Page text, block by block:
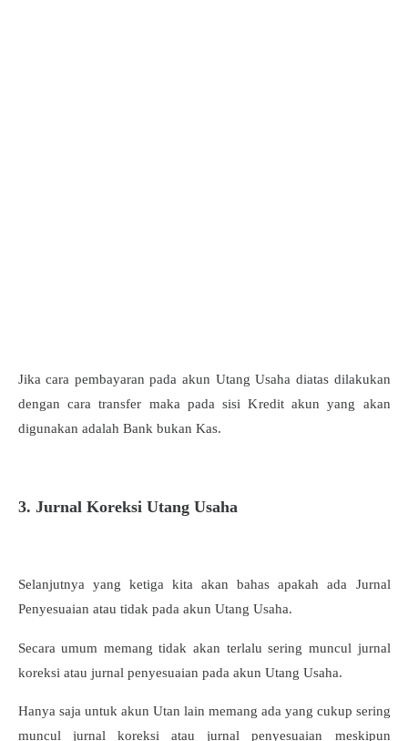
Jika cara pembayaran pada akun Utang Usaha diatas dilakukan
dengan cara transfer maka pada sisi Kredit akun yang akan
digunakan adalah Bank bukan Kas.
3. Jurnal Koreksi Utang Usaha
Selanjutnya yang ketiga kita akan bahas apakah ada Jurnal
Penyesuaian atau tidak pada akun Utang Usaha.
Secara umum memang tidak akan terlalu sering muncul jurnal
koreksi atau jurnal penyesuaian pada akun Utang Usaha.
Hanya saja untuk akun Utan lain memang ada yang cukup sering
muncul jurnal koreksi atau jurnal penyesuaian meskipun